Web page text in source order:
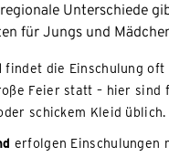
regionale Unterschiede
für Jungs und
findet die Einschulung oft
Feier statt – hier sind
schickem Kleid üblich.
erfolgen Einschulungen